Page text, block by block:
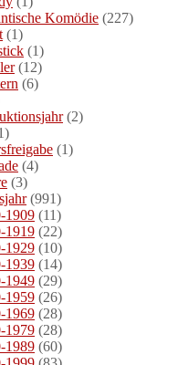
Komödie (227)
(1)
(1)
(12)
(6)
(2)
(1)
(4)
(3)
(991)
1909 (11)
1919 (22)
1929 (10)
1939 (14)
1949 (29)
1959 (26)
1969 (28)
1979 (28)
1989 (60)